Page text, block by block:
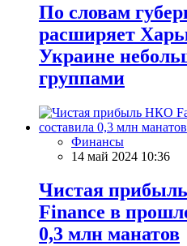
По словам
расширяет
Украине
группами
Финансы
14 май 2024 10:36
Чистая
Finance в
0,3 млн манатов